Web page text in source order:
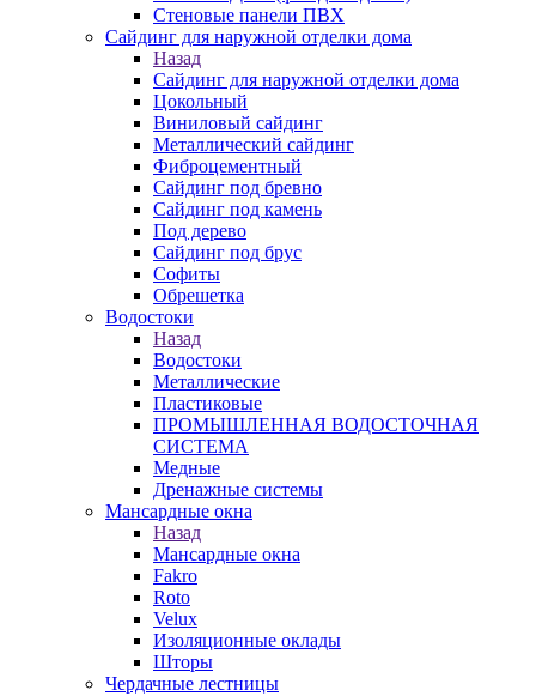
Стеновые панели ПВХ
Сайдинг для наружной отделки дома
Назад
Сайдинг для наружной отделки дома
Цокольный
Виниловый сайдинг
Металлический сайдинг
Фиброцементный
Сайдинг под бревно
Сайдинг под камень
Под дерево
Сайдинг под брус
Софиты
Обрешетка
Водостоки
Назад
Водостоки
Металлические
Пластиковые
ПРОМЫШЛЕННАЯ ВОДОСТОЧНАЯ
СИСТЕМА
Медные
Дренажные системы
Мансардные окна
Назад
Мансардные окна
Fakro
Roto
Velux
Изоляционные оклады
Шторы
Чердачные лестницы